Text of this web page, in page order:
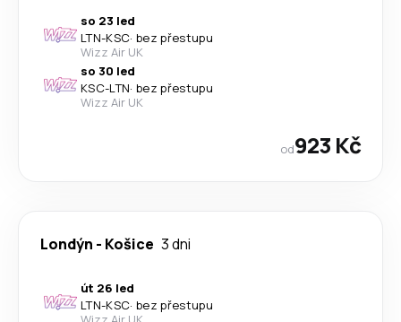
so 23 led
LTN-KSC· bez přestupu
Wizz Air UK
so 30 led
KSC-LTN· bez přestupu
Wizz Air UK
od923 Kč
Londýn - Košice 3 dni
út 26 led
LTN-KSC· bez přestupu